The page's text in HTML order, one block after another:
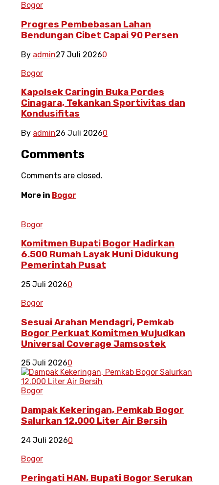
Bogor
Progres Pembebasan Lahan
Bendungan Cibet Capai 90 Persen
By admin27 Juli 20260
Bogor
Kapolsek Caringin Buka Pordes
Cinagara, Tekankan Sportivitas dan
Kondusifitas
By admin26 Juli 20260
Comments
Comments are closed.
More in Bogor
Bogor
Komitmen Bupati Bogor Hadirkan
6.500 Rumah Layak Huni Didukung
Pemerintah Pusat
25 Juli 20260
Bogor
Sesuai Arahan Mendagri, Pemkab
Bogor Perkuat Komitmen Wujudkan
Universal Coverage Jamsostek
25 Juli 20260
Bogor
Dampak Kekeringan, Pemkab Bogor
Salurkan 12.000 Liter Air Bersih
24 Juli 20260
Bogor
Peringati HAN, Bupati Bogor Serukan